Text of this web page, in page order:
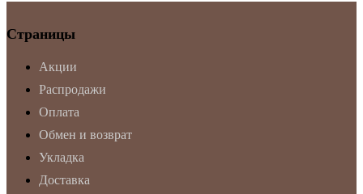
Страницы
Акции
Распродажи
Оплата
Обмен и возврат
Укладка
Доставка